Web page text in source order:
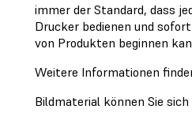
immer der Standard, dass
Drucker bedienen und
von Produkten beginnen
Weitere Informationen
Bildmaterial können Sie sich